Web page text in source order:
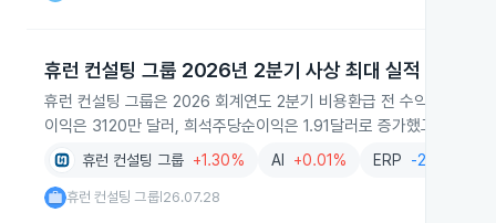
휴런 컨설팅 그룹 2026년 2분기 사상 최대 실적
휴런 컨설팅 그룹은 2026 회계연도 2분기 비용환급 전 수익(RBR)
이익은 3120만 달러, 희석주당순이익은 1.91달러로 증가했고 회사는
휴런 컨설팅 그룹 +1.30% AI +0.01% ERP -2.27%
휴런 컨설팅 그룹| 26.07.28